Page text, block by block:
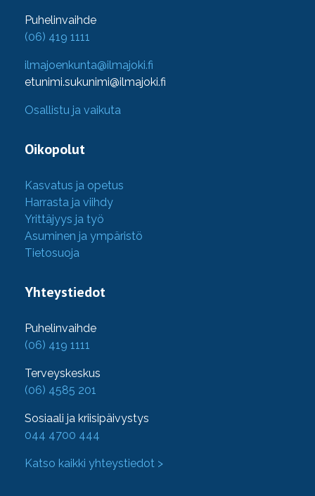
Puhelinvaihde
(06) 419 1111
ilmajoenkunta@ilmajoki.fi
etunimi.sukunimi@ilmajoki.fi
Osallistu ja vaikuta
Oikopolut
Kasvatus ja opetus
Harrasta ja viihdy
Yrittäjyys ja työ
Asuminen ja ympäristö
Tietosuoja
Yhteystiedot
Puhelinvaihde
(06) 419 1111
Terveyskeskus
(06) 4585 201
Sosiaali ja kriisipäivystys
044 4700 444
Katso kaikki yhteystiedot >